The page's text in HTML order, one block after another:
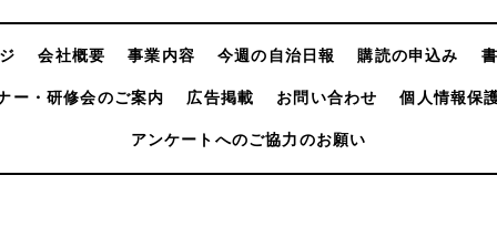
会社概要 事業内容 今週の自治日報 購読の申込み
ー・研修会のご案内 広告掲載 お問い合わせ 個人情報保
アンケートへのご協力のお願い